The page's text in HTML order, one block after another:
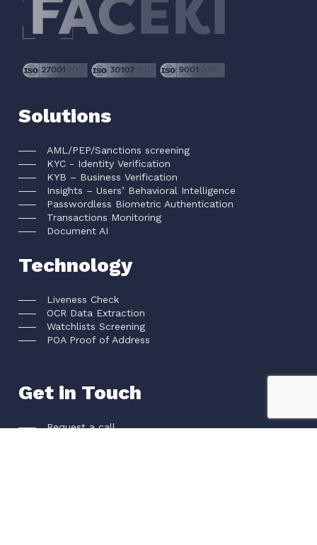
Solutions
AML/PEP/Sanctions screening
KYC - Identity Verification
KYB – Business Verification
Insights – Users’ Behavioral Intelligence
Passwordless Biometric Authentication
Transactions Monitoring
Document AI
Technology
Liveness Check
OCR Data Extraction
Watchlists Screening
POA Proof of Address
Get in Touch
Request a call